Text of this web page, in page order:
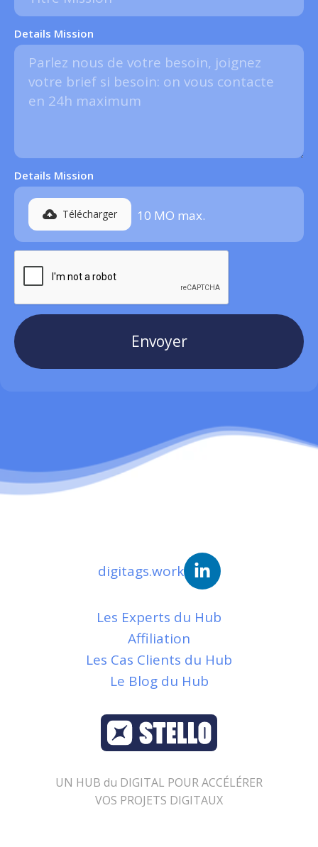
Details Mission
Details Mission
Télécharger 10 MO max.
digitags.work
Les Experts du Hub
Affiliation
Les Cas Clients du Hub
Le Blog du Hub
UN HUB du DIGITAL POUR ACCÉLÉRER
VOS PROJETS DIGITAUX